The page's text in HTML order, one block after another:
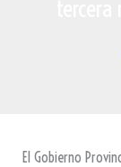
El Gobierno